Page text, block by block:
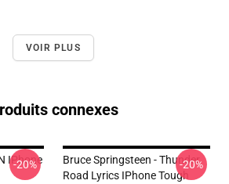
VOIR PLUS
connexes
IPhone
-20%
Bruce Springsteen - Thunder
Road Lyrics IPhone Tough
-20%